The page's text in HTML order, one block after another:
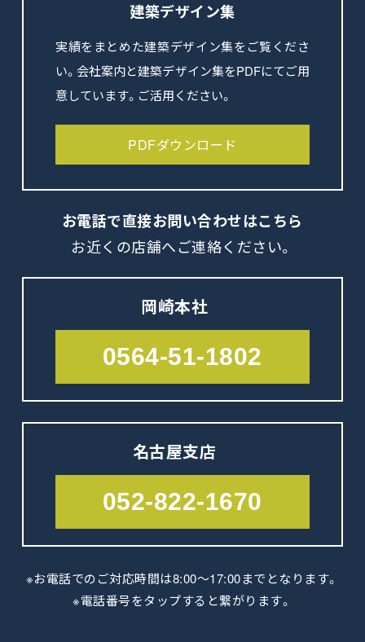
建築デザイン集
実績をまとめた建築デザイン集をご覧くださ
い。会社案内と建築デザイン集をPDFにてご用
意しています。ご活用ください。
PDFダウンロード
お電話で直接お問い合わせはこちら
お近くの店舗へご連絡ください。
岡崎本社
0564-51-1802
名古屋支店
052-822-1670
※お電話でのご対応時間は8:00～17:00までとなります。
※電話番号をタップすると繋がります。